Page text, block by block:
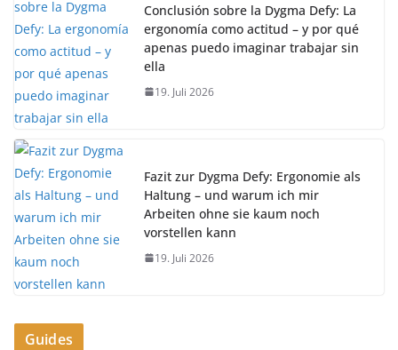
Conclusión sobre la Dygma Defy: La
ergonomía como actitud – y por qué
apenas puedo imaginar trabajar sin
ella
19. Juli 2026
Fazit zur Dygma Defy: Ergonomie als
Haltung – und warum ich mir
Arbeiten ohne sie kaum noch
vorstellen kann
19. Juli 2026
Guides